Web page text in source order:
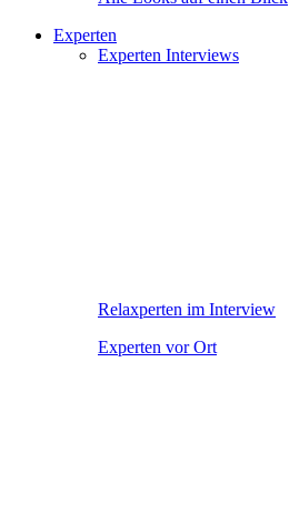
Experten
Experten Interviews
Relaxperten im Interview
Experten vor Ort